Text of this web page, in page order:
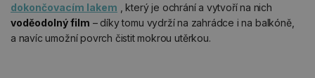
dokončovacím lakem , který je ochrání a vytvoří na nich
voděodolný film – díky tomu vydrží na zahrádce i na balkóně,
a navíc umožní povrch čistit mokrou utěrkou.